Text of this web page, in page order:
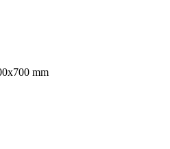
mm